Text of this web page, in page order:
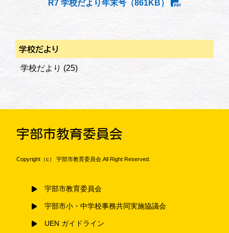
R7 学校だより年末号（861KB）
学校だより
学校だより (25)
宇部市教育委員会
Copyright（c） 宇部市教育委員会.All Right Reserved.
宇部市教育委員会
宇部市小・中学校事務共同実施協議会
UEN ガイドライン